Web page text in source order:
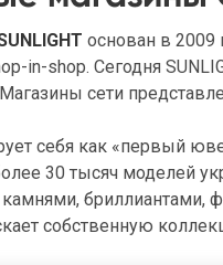
основан в 2009
in-shop. Сегодня
сети
себя как «первый
30 тысяч моделей
бриллиантами,
собственную